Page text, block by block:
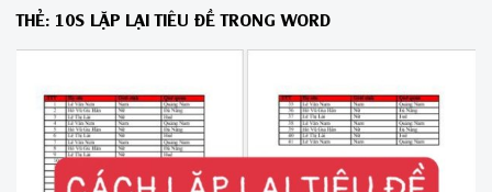
THẺ: 10S LẶP LẠI TIÊU ĐỀ TRONG WORD